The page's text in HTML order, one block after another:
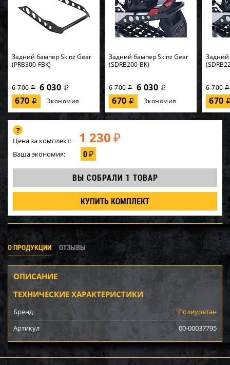
Задний бампер Skinz Gear
(PRB300-FBK)
6 700i 6 030 i
670 i Экономия
Задний бампер Skinz Gear
(SDRB200-BK)
6 700i 6 030 i
670 i Экономия
Задний
6 700i
670
Цена за комплект: 1 230 ₽
Ваша экономия: 0₽
ВЫ СОБРАЛИ 1 ТОВАР
КУПИТЬ КОМПЛЕКТ
О ПРОДУКЦИИ ОТЗЫВЫ
ОПИСАНИЕ
ТЕХНИЧЕСКИЕ ХАРАКТЕРИСТИКИ
Бренд
Полиуретан
Артикул
00-00037795